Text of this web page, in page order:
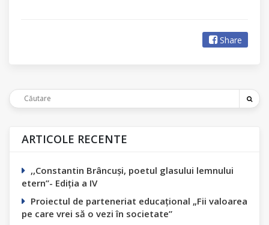
Share
ARTICOLE RECENTE
,,Constantin Вrâncuși, poetul glasului lemnului
etern”- Ediția а IV
Proiectul de parteneriat educațional „Fii valoarea
pe care vrei să o vezi în societate”